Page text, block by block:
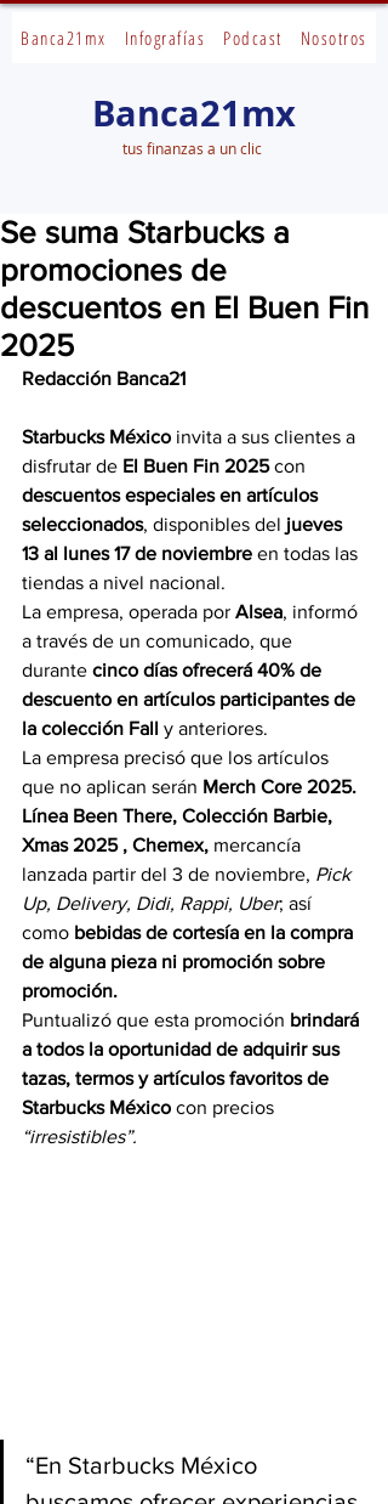
Banca21mx Infografías Podcast Nosotros
Banca21mx
tus finanzas a un clic
Se suma Starbucks a
promociones de
descuentos en El Buen Fin
2025
Redacción Banca21
Starbucks México invita a sus clientes a
disfrutar de El Buen Fin 2025 con
descuentos especiales en artículos
seleccionados, disponibles del jueves
13 al lunes 17 de noviembre en todas las
tiendas a nivel nacional.
La empresa, operada por Alsea, informó
a través de un comunicado, que
durante cinco días ofrecerá 40% de
descuento en artículos participantes de
la colección Fall y anteriores.
La empresa precisó que los artículos
que no aplican serán Merch Core 2025.
Línea Been There, Colección Barbie,
Xmas 2025 , Chemex, mercancía
lanzada partir del 3 de noviembre, Pick
Up, Delivery, Didi, Rappi, Uber; así
como bebidas de cortesía en la compra
de alguna pieza ni promoción sobre
promoción.
Puntualizó que esta promoción brindará
a todos la oportunidad de adquirir sus
tazas, termos y artículos favoritos de
Starbucks México con precios
“irresistibles”.
“En Starbucks México